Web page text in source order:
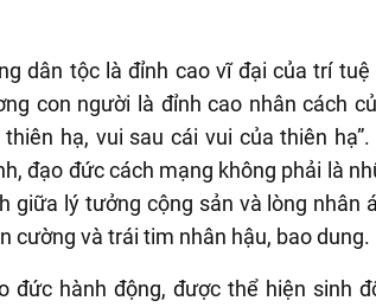
dân tộc là đỉnh cao vĩ đại của trí
con người là đỉnh cao nhân cách
hạ, vui sau cái vui của thiên
đạo đức cách mạng không phải là
giữa lý tưởng cộng sản và lòng nhân
cường và trái tim nhân hậu, bao dung.
hành động, được thể hiện sinh